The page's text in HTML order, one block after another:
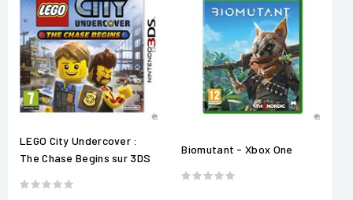
LEGO City Undercover :
The Chase Begins sur 3DS
Biomutant - Xbox One